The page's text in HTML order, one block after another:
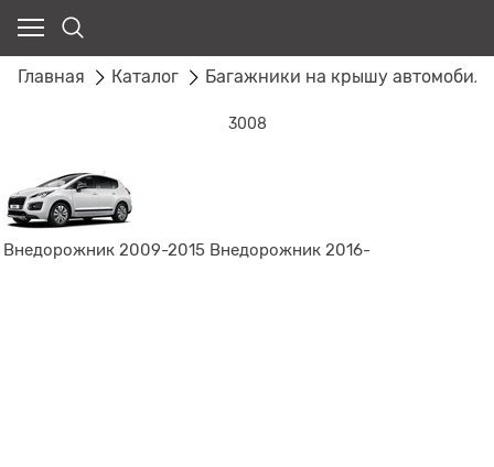
Главная Каталог Багажники на крышу автомобиля
3008
Внедорожник 2009-2015 Внедорожник 2016-